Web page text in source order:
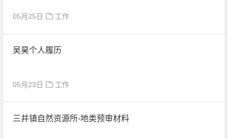
05月25日 工作
吴昊个人履历
05月23日 工作
三井镇自然资源所-地类预审材料